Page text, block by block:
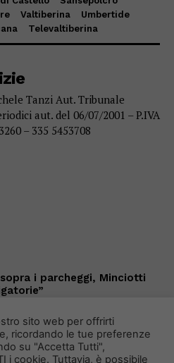
Valtiberina
Umbertide
Televaltiberina
Tanzi Aut. Tribunale
aut. del 06/07/2001 – P.IVA
– 335 5453708
i parcheggi, Minciotti
sito web per offrirti
ricordando le tue preferenze
su "Accetta Tutti",
i cookie. Tuttavia, è possibile